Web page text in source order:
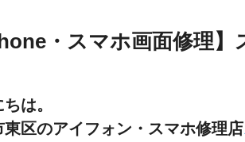
・スマホ画面修理
は。
東区のアイフォン・スマホ修理店